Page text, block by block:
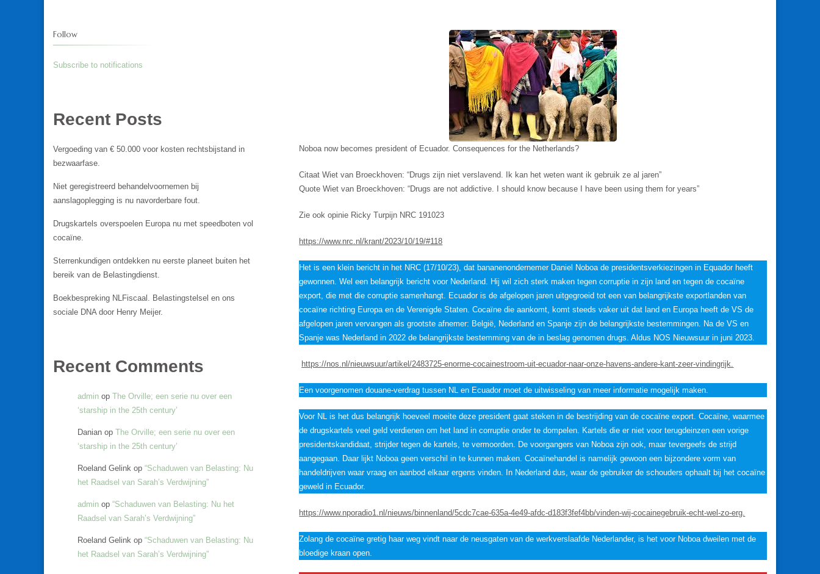
Noboa now becomes president of Ecuador. Consequences for the Netherlands?
Citaat Wiet van Broeckhoven: “Drugs zijn niet verslavend. Ik kan het weten want ik gebruik ze al jaren”
Quote Wiet van Broeckhoven: “Drugs are not addictive. I should know because I have been using them for years”
Zie ook opinie Ricky Turpijn NRC 191023
https://www.nrc.nl/krant/2023/10/19/#118
Het is een klein bericht in het NRC (17/10/23), dat bananenondernemer Daniel Noboa de presidentsverkiezingen in Equador heeft
gewonnen. Wel een belangrijk bericht voor Nederland. Hij wil zich sterk maken tegen corruptie in zijn land en tegen de cocaïne
export, die met die corruptie samenhangt. Ecuador is de afgelopen jaren uitgegroeid tot een van belangrijkste exportlanden van
cocaïne richting Europa en de Verenigde Staten. Cocaïne die aankomt, komt steeds vaker uit dat land en Europa heeft de VS de
afgelopen jaren vervangen als grootste afnemer: België, Nederland en Spanje zijn de belangrijkste bestemmingen. Na de VS en
Spanje was Nederland in 2022 de belangrijkste bestemming van de in beslag genomen drugs. Aldus NOS Nieuwsuur in juni 2023.
https://nos.nl/nieuwsuur/artikel/2483725-enorme-cocainestroom-uit-ecuador-naar-onze-havens-andere-kant-zeer-vindingrijk.
Een voorgenomen douane-verdrag tussen NL en Ecuador moet de uitwisseling van meer informatie mogelijk maken.
Voor NL is het dus belangrijk hoeveel moeite deze president gaat steken in de bestrijding van de cocaïne export. Cocaïne, waarmee
de drugskartels veel geld verdienen om het land in corruptie onder te dompelen. Kartels die er niet voor terugdeinzen een vorige
presidentskandidaat, strijder tegen de kartels, te vermoorden. De voorgangers van Noboa zijn ook, maar tevergeefs de strijd
aangegaan. Daar lijkt Noboa geen verschil in te kunnen maken. Cocaïnehandel is namelijk gewoon een bijzondere vorm van
handeldrijven waar vraag en aanbod elkaar ergens vinden. In Nederland dus, waar de gebruiker de schouders ophaalt bij het cocaïne
geweld in Ecuador.
https://www.nporadio1.nl/nieuws/binnenland/5cdc7cae-635a-4e49-afdc-d183f3fef4bb/vinden-wij-cocainegebruik-echt-wel-zo-erg.
Zolang de cocaïne gretig haar weg vindt naar de neusgaten van de werkverslaafde Nederlander, is het voor Noboa dweilen met de
bloedige kraan open.
Follow
Subscribe to notifications
Recent Posts
Vergoeding van € 50.000 voor kosten rechtsbijstand in
bezwaarfase.
Niet geregistreerd behandelvoornemen bij
aanslagoplegging is nu navorderbare fout.
Drugskartels overspoelen Europa nu met speedboten vol
cocaïne.
Sterrenkundigen ontdekken nu eerste planeet buiten het
bereik van de Belastingdienst.
Boekbespreking NLFiscaal. Belastingstelsel en ons
sociale DNA door Henry Meijer.
Recent Comments
admin op The Orville; een serie nu over een
‘starship in the 25th century’
Danian op The Orville; een serie nu over een
‘starship in the 25th century’
Roeland Gelink op “Schaduwen van Belasting: Nu
het Raadsel van Sarah’s Verdwijning”
admin op “Schaduwen van Belasting: Nu het
Raadsel van Sarah’s Verdwijning”
Roeland Gelink op “Schaduwen van Belasting: Nu
het Raadsel van Sarah’s Verdwijning”